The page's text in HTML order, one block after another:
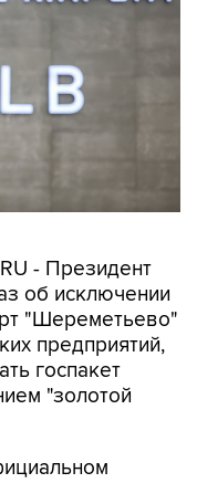
- Президент
об исключении
"Шереметьево"
предприятий,
госпакет
"золотой